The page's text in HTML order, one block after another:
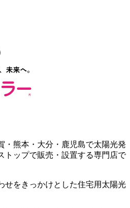
・熊本・大分・鹿児島で太陽光発
トップで販売・設置する専門店で